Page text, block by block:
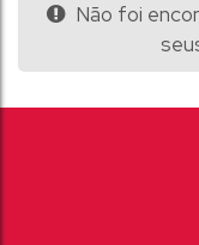
Não foi